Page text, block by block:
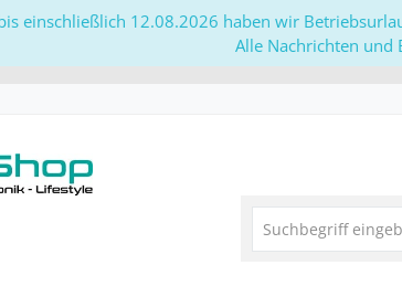
einschließlich 12.08.2026 haben wir
Alle Nachrichten und